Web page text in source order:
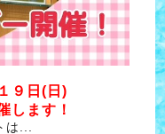
９日(日)
します！
は...